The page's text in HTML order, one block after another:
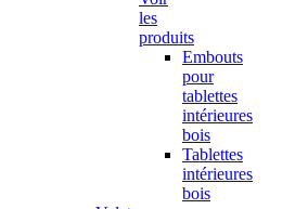
les
produits
Embouts
pour
tablettes
intérieures
bois
Tablettes
intérieures
bois